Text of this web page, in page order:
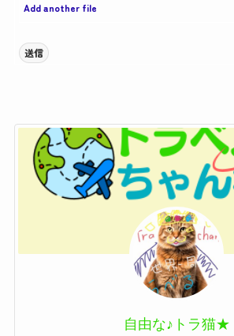
Add another file
送信
自由な♪トラ猫★